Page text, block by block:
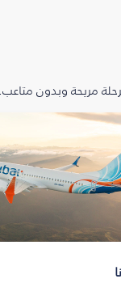
مريحة وبدون متاعب.